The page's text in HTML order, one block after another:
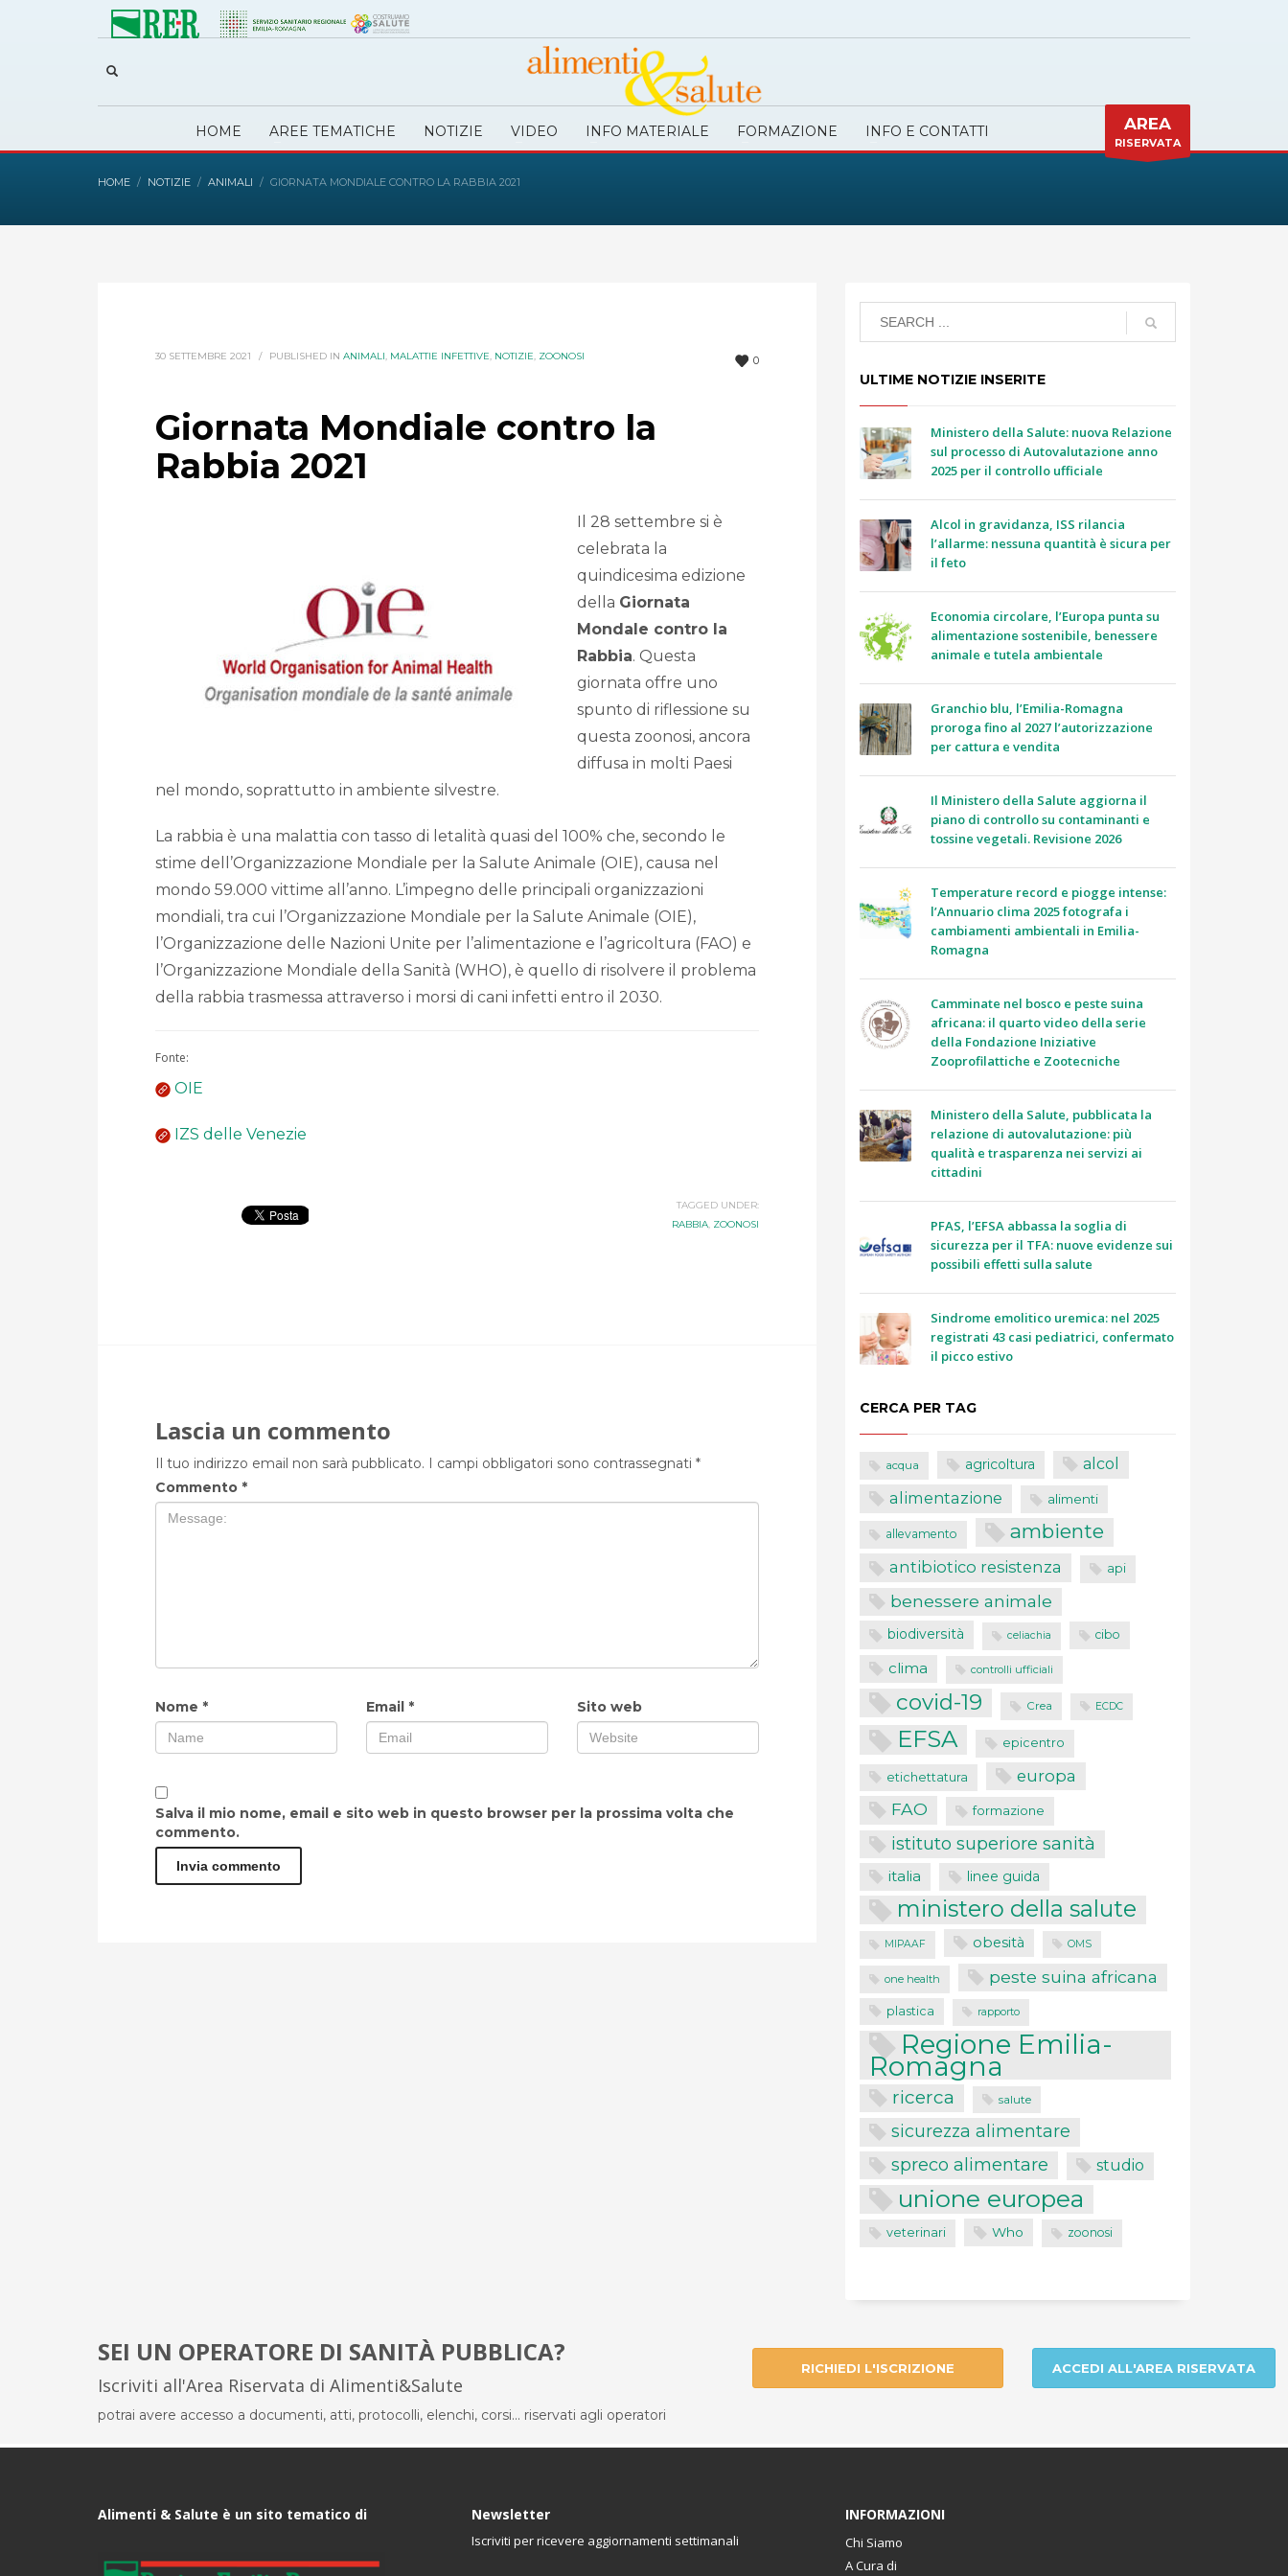
HOME AREE TEMATICHE NOTIZIE VIDEO INFO MATERIALE FORMAZIONE INFO E CONTATTI AREA
RISERVATA
HOME NOTIZIE ANIMALI GIORNATA MONDIALE CONTRO LA RABBIA 2021
0
30 SETTEMBRE 2021 / PUBLISHED IN ANIMALI, MALATTIE INFETTIVE, NOTIZIE, ZOONOSI
Giornata Mondiale contro la
Rabbia 2021
Il 28 settembre si è
celebrata la
quindicesima edizione
della Giornata
Mondale contro la
Rabbia. Questa
giornata offre uno
spunto di riflessione su
questa zoonosi, ancora
diffusa in molti Paesi
nel mondo, soprattutto in ambiente silvestre.
La rabbia è una malattia con tasso di letalità quasi del 100% che, secondo le
stime dell’Organizzazione Mondiale per la Salute Animale (OIE), causa nel
mondo 59.000 vittime all’anno. L’impegno delle principali organizzazioni
mondiali, tra cui l’Organizzazione Mondiale per la Salute Animale (OIE),
l’Organizzazione delle Nazioni Unite per l’alimentazione e l’agricoltura (FAO) e
l’Organizzazione Mondiale della Sanità (WHO), è quello di risolvere il problema
della rabbia trasmessa attraverso i morsi di cani infetti entro il 2030.
Fonte:
OIE
IZS delle Venezie
TAGGED UNDER:
RABBIA, ZOONOSI
Lascia un commento
Il tuo indirizzo email non sarà pubblicato. I campi obbligatori sono contrassegnati *
Commento *
Nome * Email * Sito web
Salva il mio nome, email e sito web in questo browser per la prossima volta che
commento.
ULTIME NOTIZIE INSERITE
Ministero della Salute: nuova Relazione
sul processo di Autovalutazione anno
2025 per il controllo ufficiale
Alcol in gravidanza, ISS rilancia
l’allarme: nessuna quantità è sicura per
il feto
Economia circolare, l’Europa punta su
alimentazione sostenibile, benessere
animale e tutela ambientale
Granchio blu, l’Emilia-Romagna
proroga fino al 2027 l’autorizzazione
per cattura e vendita
Il Ministero della Salute aggiorna il
piano di controllo su contaminanti e
tossine vegetali. Revisione 2026
Temperature record e piogge intense:
l’Annuario clima 2025 fotografa i
cambiamenti ambientali in Emilia-
Romagna
Camminate nel bosco e peste suina
africana: il quarto video della serie
della Fondazione Iniziative
Zooprofilattiche e Zootecniche
Ministero della Salute, pubblicata la
relazione di autovalutazione: più
qualità e trasparenza nei servizi ai
cittadini
PFAS, l’EFSA abbassa la soglia di
sicurezza per il TFA: nuove evidenze sui
possibili effetti sulla salute
Sindrome emolitico uremica: nel 2025
registrati 43 casi pediatrici, confermato
il picco estivo
CERCA PER TAG
acqua agricoltura alcol
alimentazione alimenti
allevamento ambiente
antibiotico resistenza api
benessere animale
biodiversità celiachia cibo
clima controlli ufficiali
covid-19 Crea ECDC
EFSA epicentro
etichettatura europa
FAO formazione
istituto superiore sanità
italia linee guida
ministero della salute
MIPAAF obesità OMS
one health peste suina africana
plastica rapporto
Regione Emilia-
Romagna
ricerca salute
sicurezza alimentare
spreco alimentare studio
unione europea
veterinari Who zoonosi
SEI UN OPERATORE DI SANITÀ PUBBLICA?
Iscriviti all'Area Riservata di Alimenti&Salute
potrai avere accesso a documenti, atti, protocolli, elenchi, corsi... riservati agli operatori
RICHIEDI L'ISCRIZIONE ACCEDI ALL'AREA RISERVATA
Alimenti & Salute è un sito tematico di Newsletter
Iscriviti per ricevere aggiornamenti settimanali
INFORMAZIONI
Chi Siamo
A Cura di